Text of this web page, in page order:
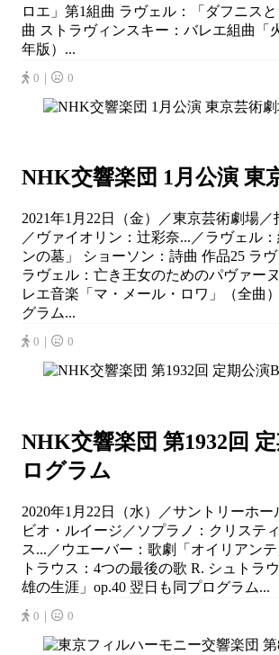
ロエ」第1組曲 ラヴェル：「ダフニス
曲 ストラヴィンスキー：バレエ組曲「
年版）...
0｜ 0
NHK交響楽団 1⽉公演 東
2021年1月22日（金）／東京芸術劇場
／ヴァイオリン：辻󠄀彩奈...／ラヴェル
ンの墓」 ショーソン：詩曲 作品25 ラ
ラヴェル：亡き王女のためのパヴァー
レエ音楽「マ・メール・ロワ」（全曲
グラム...
0｜ 0
NHK交響楽団 第1932回
ログラム
2020年1月22日（水）／サントリーホ
ビオ・ルイージ／ソプラノ：クリステ
ス...／ウエーバー：歌劇「オイリアンテ
トラウス：4つの最後の歌 R. シュトラ
雄の生涯」op.40 翌日も同プログラム...
0｜ 0